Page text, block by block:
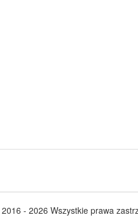
2016 - 2026 Wszystkie prawa